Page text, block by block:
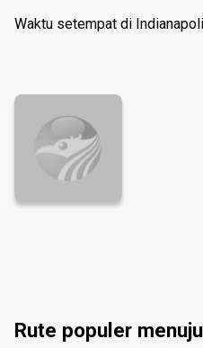
Waktu setempat di
Rute populer